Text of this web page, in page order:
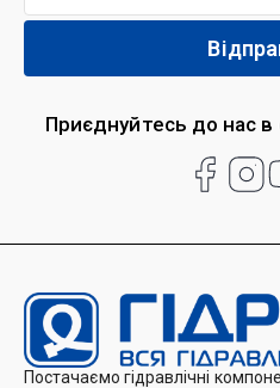
Приєднуйтесь до нас
Постачаємо гідравлічні